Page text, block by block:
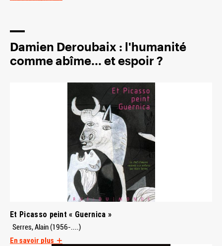
Damien Deroubaix : l'humanité
comme abîme... et espoir ?
Et Picasso peint « Guernica »
Serres, Alain (1956-....)
En savoir plus